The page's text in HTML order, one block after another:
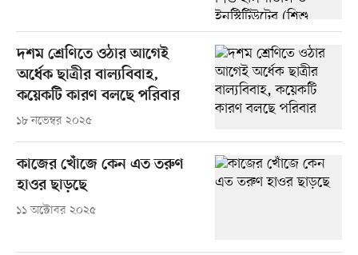
দশম শ্রেণিতে ওঠার আগেই
অর্ধেক ছাত্রীর বাল্যবিবাহ,
কয়েকটি কারণ বলছে পরিবার
১৮ নভেম্বর ২০২৫
কাজের খোঁজে কেন এত তরুণ
হাওর ছাড়ছে
১১ অক্টোবর ২০২৫